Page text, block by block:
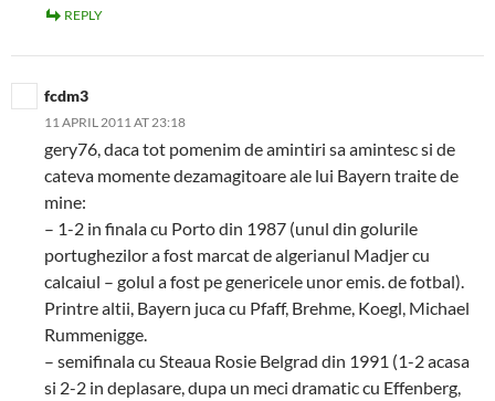
REPLY
fcdm3
11 APRIL 2011 AT 23:18
gery76, daca tot pomenim de amintiri sa amintesc si de
cateva momente dezamagitoare ale lui Bayern traite de
mine:
– 1-2 in finala cu Porto din 1987 (unul din golurile
portughezilor a fost marcat de algerianul Madjer cu
calcaiul – golul a fost pe genericele unor emis. de fotbal).
Printre altii, Bayern juca cu Pfaff, Brehme, Koegl, Michael
Rummenigge.
– semifinala cu Steaua Rosie Belgrad din 1991 (1-2 acasa
si 2-2 in deplasare, dupa un meci dramatic cu Effenberg,